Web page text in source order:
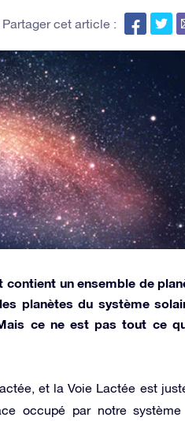
Partager cet article :
un ensemble de
planètes du système
ce ne est pas tout ce
et la Voie Lactée est
occupé par notre